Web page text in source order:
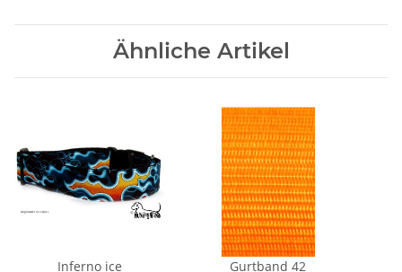
Ähnliche Artikel
Inferno ice
Gurtband 42